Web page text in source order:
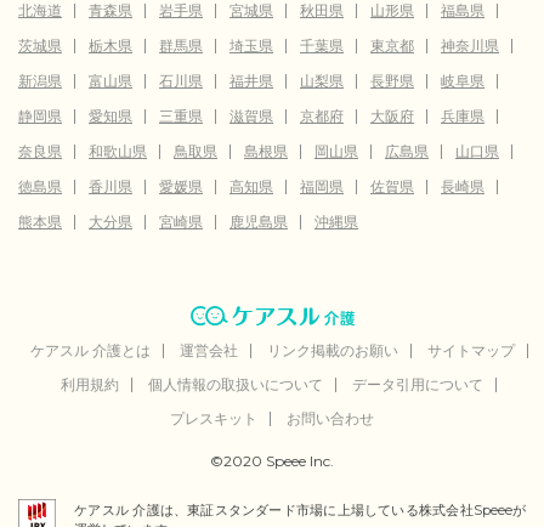
北海道 青森県 岩手県 宮城県 秋田県 山形県
福島県
茨城県
栃木県 群馬県 埼玉県 千葉県 東京都
神奈川県
新潟県
富山県 石川県 福井県 山梨県 長野県
岐阜県
静岡県
愛知県 三重県 滋賀県 京都府 大阪府
兵庫県
奈良県
和歌山県 鳥取県 島根県 岡山県 広島県
山口県
徳島県
香川県 愛媛県 高知県 福岡県 佐賀県
長崎県
熊本県
大分県 宮崎県 鹿児島県 沖縄県
ケアスル 介護とは 運営会社 リンク掲載のお願い
サイトマップ
利用規約
個人情報の取扱いについて
データ引用について
プレスキット
お問い合わせ
©2020 Speee Inc.
ケアスル 介護は、東証スタンダード市場に上場している株式会社Speeeが